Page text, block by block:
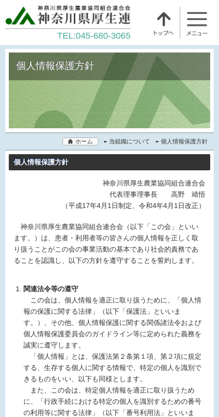
TEL:045-680-3065
個人情報保護方針
ホーム 当組織について 個人情報保護方針
個人情報保護方針
神奈川県厚生農業協同組合連合会
代表理事理事長 高野 靖悟
（平成17年4月1日制定、令和4年4月1日改正）
神奈川県厚生農業協同組合連合会（以下「この会」といい
ます。）は、患者・利用者等の皆さんの個人情報を正しく取
り扱うことがこの会の事業活動の基本であり社会的責務であ
ることを認識し、以下の方針を遵守することを誓約します。
関連法令等の遵守
この会は、個人情報を適正に取り扱うために、「個人情
報の保護に関する法律」（以下「保護法」といいま
す。）、その他、個人情報保護に関する関係諸法令および
個人情報保護委員会のガイドライン等に定められた義務を
誠実に遵守します。
「個人情報」とは、保護法第２条第１項、第２項に規定
する、生存する個人に関する情報で、特定の個人を識別で
きるものをいい、以下も同様とします。
また、この会は、特定個人情報を適正に取り扱うため
に、「行政手続における特定の個人を識別するための番号
の利用等に関する法律」（以下「番号利用法」といいま